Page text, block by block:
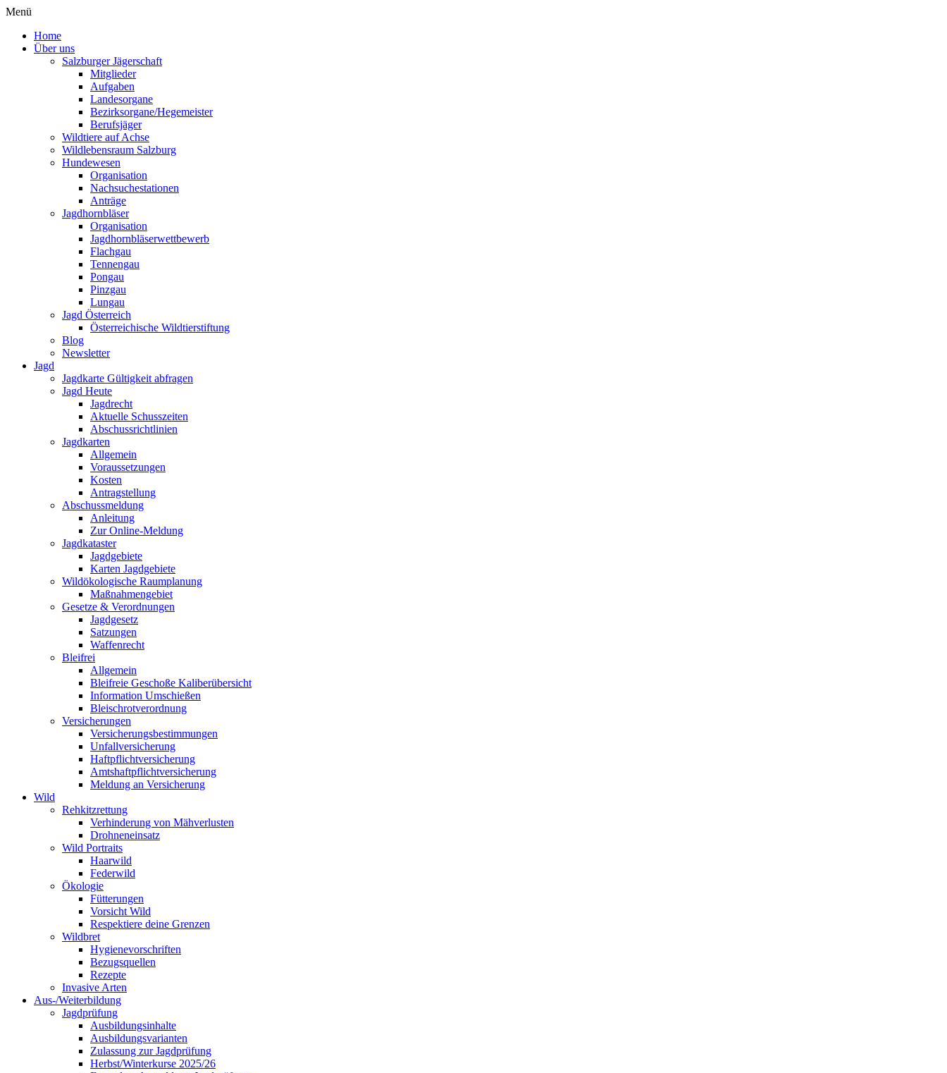
Menü
Home
Über uns
Salzburger Jägerschaft
Mitglieder
Aufgaben
Landesorgane
Bezirksorgane/Hegemeister
Berufsjäger
Wildtiere auf Achse
Wildlebensraum Salzburg
Hundewesen
Organisation
Nachsuchestationen
Anträge
Jagdhornbläser
Organisation
Jagdhornbläserwettbewerb
Flachgau
Tennengau
Pongau
Pinzgau
Lungau
Jagd Österreich
Österreichische Wildtierstiftung
Blog
Newsletter
Jagd
Jagdkarte Gültigkeit abfragen
Jagd Heute
Jagdrecht
Aktuelle Schusszeiten
Abschussrichtlinien
Jagdkarten
Allgemein
Voraussetzungen
Kosten
Antragstellung
Abschussmeldung
Anleitung
Zur Online-Meldung
Jagdkataster
Jagdgebiete
Karten Jagdgebiete
Wildökologische Raumplanung
Maßnahmengebiet
Gesetze & Verordnungen
Jagdgesetz
Satzungen
Waffenrecht
Bleifrei
Allgemein
Bleifreie Geschoße Kaliberübersicht
Information Umschießen
Bleischrotverordnung
Versicherungen
Versicherungsbestimmungen
Unfallversicherung
Haftpflichtversicherung
Amtshaftpflichtversicherung
Meldung an Versicherung
Wild
Rehkitzrettung
Verhinderung von Mähverlusten
Drohneneinsatz
Wild Portraits
Haarwild
Federwild
Ökologie
Fütterungen
Vorsicht Wild
Respektiere deine Grenzen
Wildbret
Hygienevorschriften
Bezugsquellen
Rezepte
Invasive Arten
Aus-/Weiterbildung
Jagdprüfung
Ausbildungsinhalte
Ausbildungsvarianten
Zulassung zur Jagdprüfung
Herbst/Winterkurse 2025/26